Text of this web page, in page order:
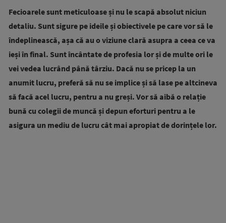
Fecioarele sunt meticuloase și nu le scapă absolut niciun
detaliu. Sunt sigure pe ideile și obiectivele pe care vor să le
îndeplinească, așa că au o viziune clară asupra a ceea ce va
ieși în final. Sunt încântate de profesia lor și de multe ori le
vei vedea lucrând până târziu. Dacă nu se pricep la un
anumit lucru, preferă să nu se implice și să lase pe altcineva
să facă acel lucru, pentru a nu greși. Vor să aibă o relație
bună cu colegii de muncă și depun eforturi pentru a le
asigura un mediu de lucru cât mai apropiat de dorințele lor.